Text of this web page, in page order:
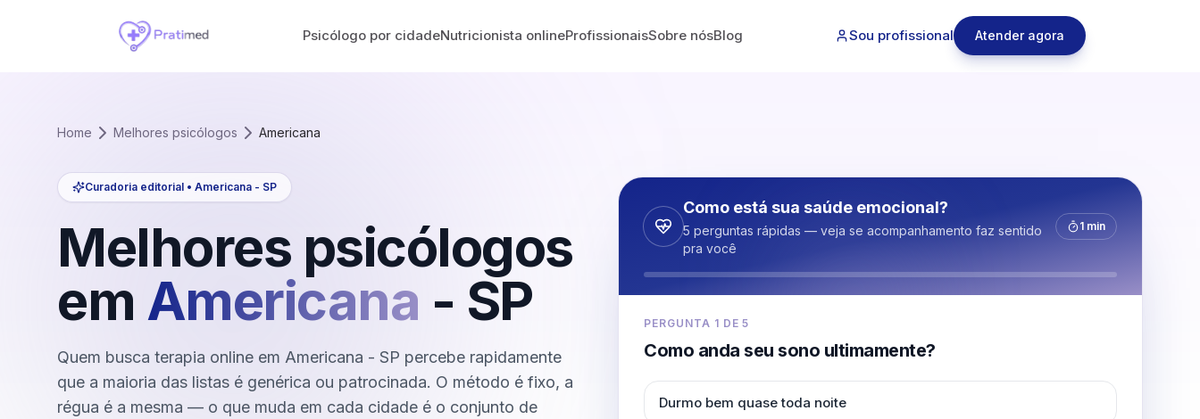
Psicólogo por cidadeNutricionista onlineProfissionaisSobre nósBlog Sou profissional Atender agora
Home Melhores psicólogos Americana
Curadoria editorial • Americana - SP
Melhores psicólogos
em Americana - SP
Quem busca terapia online em Americana - SP percebe rapidamente
que a maioria das listas é genérica ou patrocinada. O método é fixo, a
régua é a mesma — o que muda em cada cidade é o conjunto de
Como está sua saúde emocional?
5 perguntas rápidas — veja se acompanhamento faz sentido
pra você
1 min
PERGUNTA 1 DE5
Como anda seu sono ultimamente?
Durmo bem quase toda noite